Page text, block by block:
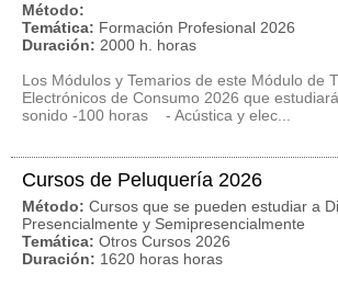
Método:
Temática: Formación Profesional 2026
Duración: 2000 h. horas
Los Módulos y Temarios de este Módulo de
Electrónicos de Consumo 2026 que
sonido -100 horas - Acústica y elec...
Cursos de Peluquería 2026
Método: Cursos que se pueden estudiar a
Presencialmente y Semipresencialmente
Temática: Otros Cursos 2026
Duración: 1620 horas horas